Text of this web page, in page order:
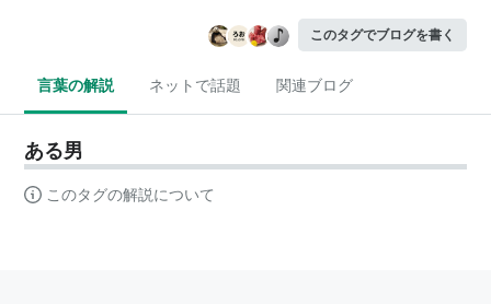
このタグでブログを書く
言葉の解説 ネットで話題 関連ブログ
ある男
このタグの解説について